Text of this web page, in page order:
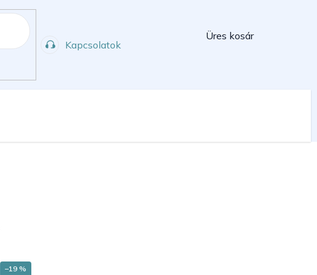
Kapcsolatok
Kosár
Üres kosár
–19 %